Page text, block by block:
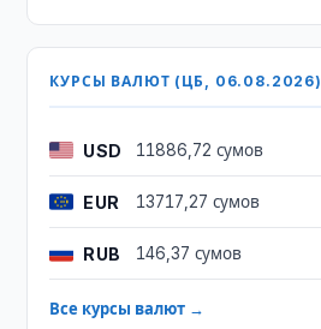
КУРСЫ ВАЛЮТ (ЦБ, 06.08.2026)
USD 11886,72 сумов
EUR 13717,27 сумов
RUB 146,37 сумов
Все курсы валют →